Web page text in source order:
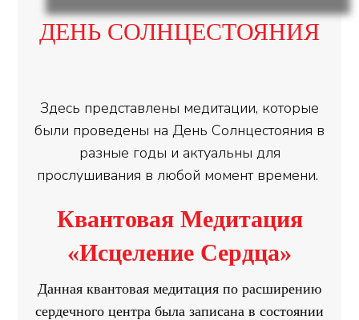
ДЕНЬ СОЛНЦЕСТОЯНИЯ
Здесь представлены медитации, которые
были проведены на День Солнцестояния в
разные годы и актуальны для
прослушивания в любой момент времени.
Квантовая Медитация
«Исцеление Сердца»
Данная квантовая медитация по расширению
сердечного центра была записана в состоянии